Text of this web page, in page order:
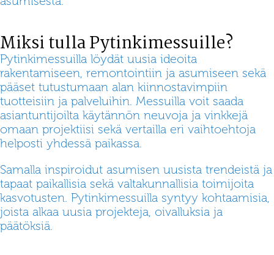
Miksi tulla Pytinkimessuille?
Pytinkimessuilla löydät uusia ideoita
rakentamiseen, remontointiin ja asumiseen sekä
pääset tutustumaan alan kiinnostavimpiin
tuotteisiin ja palveluihin. Messuilla voit saada
asiantuntijoilta käytännön neuvoja ja vinkkejä
omaan projektiisi sekä vertailla eri vaihtoehtoja
helposti yhdessä paikassa.
Samalla inspiroidut asumisen uusista trendeistä ja
tapaat paikallisia sekä valtakunnallisia toimijoita
kasvotusten. Pytinkimessuilla syntyy kohtaamisia,
joista alkaa uusia projekteja, oivalluksia ja
päätöksiä.